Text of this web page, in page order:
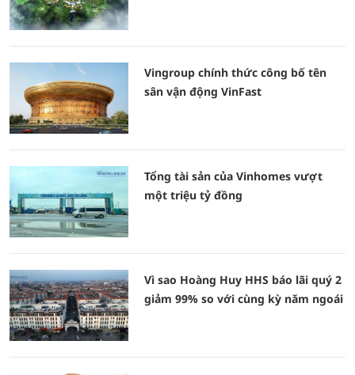
Vingroup chính thức công bố tên
sân vận động VinFast
Tổng tài sản của Vinhomes vượt
một triệu tỷ đồng
Vì sao Hoàng Huy HHS báo lãi quý 2
giảm 99% so với cùng kỳ năm ngoái